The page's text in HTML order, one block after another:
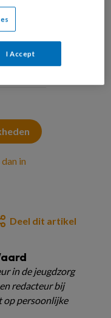
in
Deel dit artikel
in de jeugdzorg
redacteur bij
op persoonlijke
I Accept